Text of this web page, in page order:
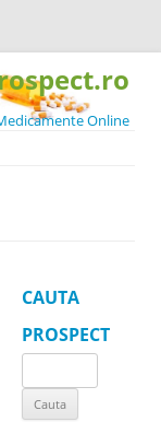
Online
CAUTA
PROSPECT
for: